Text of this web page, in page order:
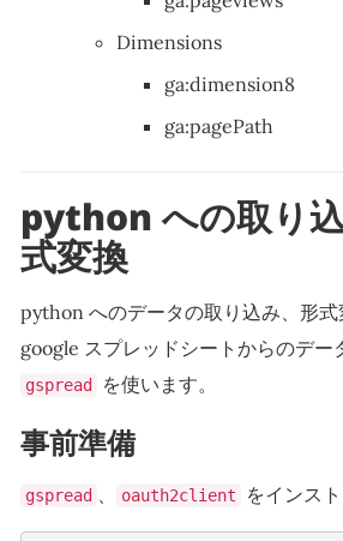
Dimensions
ga:dimension8
ga:pagePath
python への取り
式変換
python へのデータの取り込み、形式
google スプレッドシートからのデー
gspread を使います。
事前準備
gspread 、 oauth2client をインス